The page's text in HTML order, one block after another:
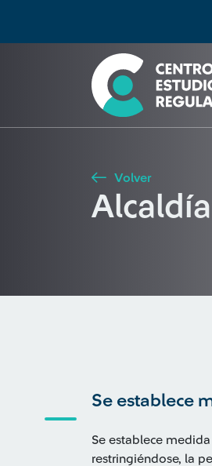
Seleccione país
Buscar
Volver
Se establece
Se establece
restringiéndose, la